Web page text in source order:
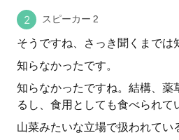
スピーカー 2
そうですね、さっき聞くまでは
知らなかったです。
知らなかったですね。結構、薬
るし、食用としても食べられて
山菜みたいな立場で扱われてい